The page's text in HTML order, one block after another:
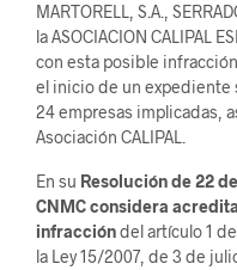
MARTORELL, S.A.,
la ASOCIACION CALIPAL
con esta posible
el inicio de un expediente
24 empresas implicadas,
Asociación CALIPAL.
En su Resolución de 22
CNMC considera
infraccióndel artículo 1
la Ley 15/2007, de 3 de